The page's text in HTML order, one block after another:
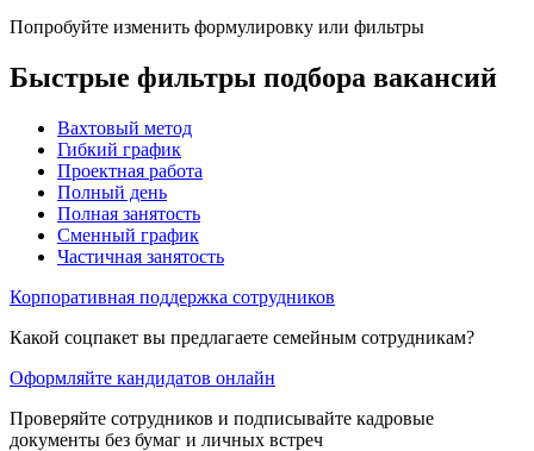
Попробуйте изменить формулировку или фильтры
Быстрые фильтры подбора вакансий
Вахтовый метод
Гибкий график
Проектная работа
Полный день
Полная занятость
Сменный график
Частичная занятость
Корпоративная поддержка сотрудников
Какой соцпакет вы предлагаете семейным сотрудникам?
Оформляйте кандидатов онлайн
Проверяйте сотрудников и подписывайте кадровые
документы без бумаг и личных встреч